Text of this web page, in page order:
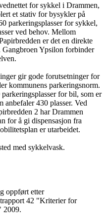
for sykkel i Drammen,
et stativ for bysykler på
parkeringsplasser for sykkel,
ved behov. Mellom
er det en direkte
Ypsilon forbinder
gir gode forutsetninger for
kommunens parkeringsnorm.
for bil, som er
anbefaler 430 plasser. Ved
2 har Drammen
for å gi dispensasjon fra
er utarbeidet.
med sykkelvask.
oppført etter
42 "Kriterier for
2009.